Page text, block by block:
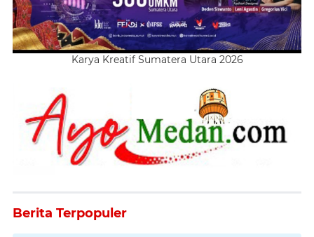
Karya Kreatif Sumatera Utara 2026
Berita Terpopuler